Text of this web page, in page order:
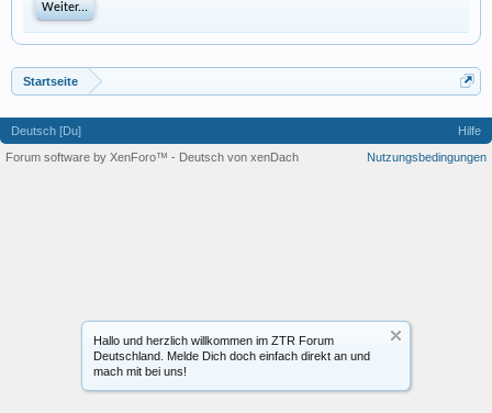
Hallo und herzlich willkommen im ZTR Forum
Deutschland. Melde Dich doch einfach direkt an und
mach mit bei uns!
Weiter...
Startseite
Deutsch [Du]
Hilfe
Nutzungsbedingungen
Forum software by XenForo™ - Deutsch von xenDach